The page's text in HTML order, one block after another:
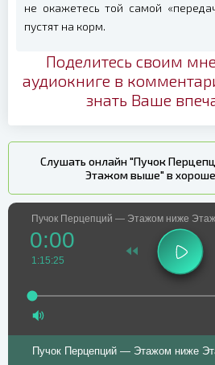
не окажетесь той самой
пустят на корм.
Поделитесь своим
аудиокниге в
знать Ваше
Слушать онлайн "Пучок
Этажом выше" в
Пучок Перцепций — Этажом ниже
0:00
1:15:25
Пучок Перцепций — Этажом ниже